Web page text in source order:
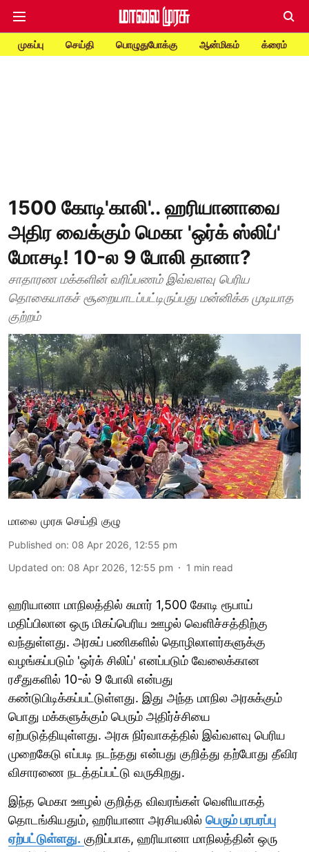
முகப்பு செய்தி பொழுதுபோக்கு ஆன்மிகம் க்ரைம்
1500 கோடி'காலி'.. ஹரியானாவை
அதிர வைக்கும் மெகா 'ஒர்க் ஸ்லிப்'
மோசடி! 10-ல 9 போலி தானா?
சாதாரண மக்களின் வரிப்பணம் இவ்வளவு பெரிய
தொகையாகச் சூறையாடப்பட்டிருப்பது மன்னிக்க முடியாத
குற்றம்
மாலை முரசு செய்தி குழு
Published on: 08 Apr 2026, 12:55 pm
Updated on: 08 Apr 2026, 12:55 pm 1 min read
ஹரியானா மாநிலத்தில் சுமார் 1,500 கோடி ரூபாய்
மதிப்பிலான ஒரு மிகப்பெரிய ஊழல் வெளிச்சத்திற்கு
வந்துள்ளது. அரசுப் பணிகளில் தொழிலாளர்களுக்கு
வழங்கப்படும் 'ஒர்க் சிலிப்' எனப்படும் வேலைக்கான
ரசீதுகளில் 10-ல் 9 போலி என்பது
கண்டுபிடிக்கப்பட்டுள்ளது. இது அந்த மாநில அரசுக்கும்
பொது மக்களுக்கும் பெரும் அதிர்ச்சியை
ஏற்படுத்தியுள்ளது. அரசு நிர்வாகத்தில் இவ்வளவு பெரிய
முறைகேடு எப்படி நடந்தது என்பது குறித்து தற்போது தீவிர
விசாரணை நடத்தப்பட்டு வருகிறது.
இந்த மெகா ஊழல் குறித்த விவரங்கள் வெளியாகத்
தொடங்கியதும், ஹரியானா அரசியலில் பெரும் பரபரப்பு
ஏற்பட்டுள்ளது. குறிப்பாக, ஹரியானா மாநிலத்தின் ஒரு